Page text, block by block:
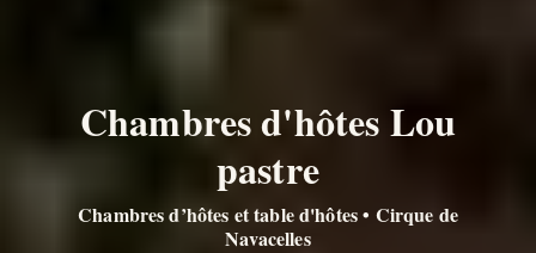
Chambres d'hôtes Lou
pastre
Chambres d’hôtes et table d'hôtes • Cirque de
Navacelles